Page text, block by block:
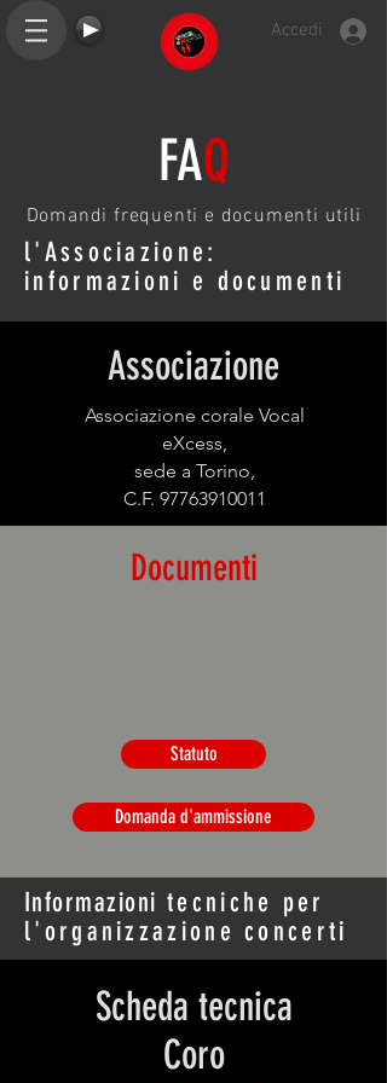
Accedi
FAQ
Domandi frequenti e documenti utili
l'Associazione:
informazioni e documenti
Associazione
Associazione corale Vocal
eXcess,
sede a Torino,
C.F. 97763910011
Documenti
Statuto
Domanda d'ammissione
Informazioni tecniche per
l'organizzazione concerti
Scheda tecnica
Coro